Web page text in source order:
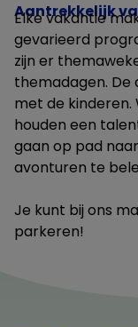
Aantrekkelijk
Elke vakantie
gevarieerd
zijn er
themadagen.
met de
houden een
gaan op pad
avonturen te
Je kunt bij ons
parkeren!